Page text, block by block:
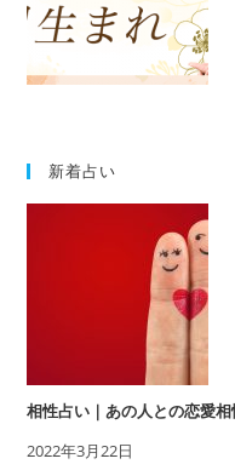
を
鑑
定
新着占い
相性占い｜あの人との恋愛
2022年3月22日